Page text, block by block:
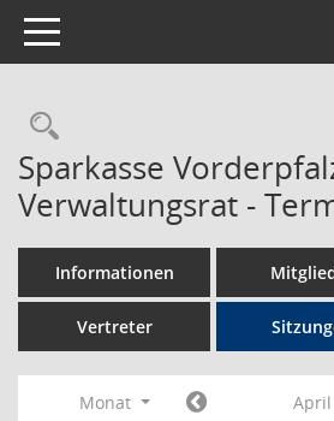
Toggle navigation
Rechercheauswahl
Sparkasse
Verwaltungsrat -
Informationen
Vertreter
Monat April